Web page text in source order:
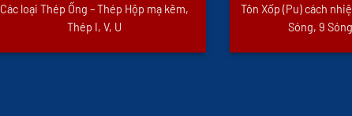
Các loại Thép Ống – Thép Hộp mạ kẽm,
Thép I, V, U
Tôn Xốp (Pu) cách
Sóng, 9